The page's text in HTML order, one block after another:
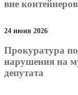
вне контейнеров
24 июня 2026
Прокуратура
нарушения на
депутата